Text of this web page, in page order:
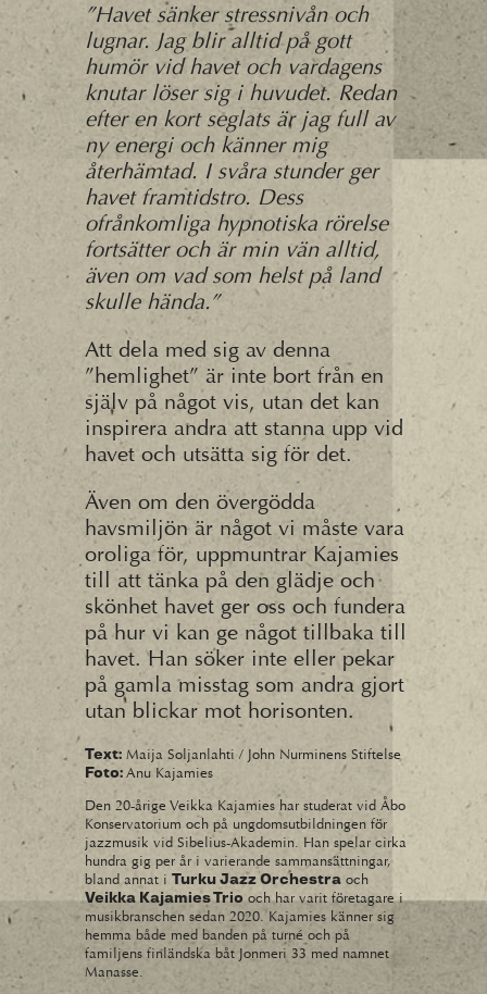
”Havet sänker stressnivån och
lugnar. Jag blir alltid på gott
humör vid havet och vardagens
knutar löser sig i huvudet. Redan
efter en kort seglats är jag full av
ny energi och känner mig
återhämtad. I svåra stunder ger
havet framtidstro. Dess
ofrånkomliga hypnotiska rörelse
fortsätter och är min vän alltid,
även om vad som helst på land
skulle hända.”
Att dela med sig av denna
”hemlighet” är inte bort från en
själv på något vis, utan det kan
inspirera andra att stanna upp vid
havet och utsätta sig för det.
Även om den övergödda
havsmiljön är något vi måste vara
oroliga för, uppmuntrar Kajamies
till att tänka på den glädje och
skönhet havet ger oss och fundera
på hur vi kan ge något tillbaka till
havet. Han söker inte eller pekar
på gamla misstag som andra gjort
utan blickar mot horisonten.
Text:Maija Soljanlahti / John Nurminens Stiftelse
Foto:Anu Kajamies
Den 20-årige Veikka Kajamies har studerat vid Åbo
Konservatorium och på ungdomsutbildningen för
jazzmusik vid Sibelius-Akademin. Han spelar cirka
hundra gig per år i varierande sammansättningar,
bland annat i Turku Jazz Orchestraoch
Veikka Kajamies Triooch har varit företagare i
musikbranschen sedan 2020. Kajamies känner sig
hemma både med banden på turné och på
familjens finländska båt Jonmeri 33 med namnet
Manasse.